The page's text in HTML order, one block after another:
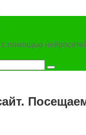
с помощью